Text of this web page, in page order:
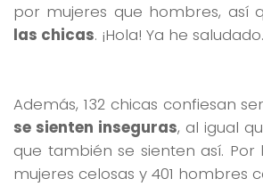
por mujeres que hombres, así
las chicas. ¡Hola! Ya he saludado.
Además, 132 chicas confiesan
se sienten inseguras, al igual
que también se sienten así.
mujeres celosas y 401 hombres